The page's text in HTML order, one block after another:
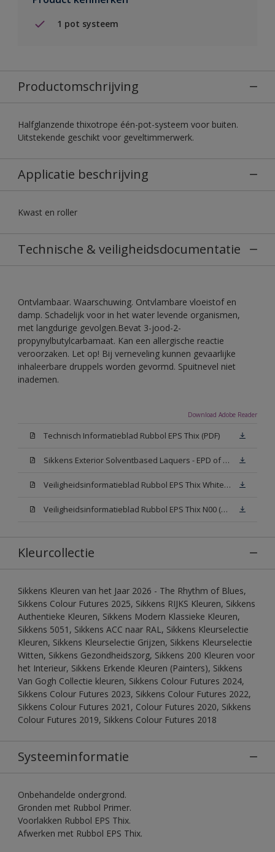
1 pot systeem
Productomschrijving
Halfglanzende thixotrope één-pot-systeem voor buiten.
Uitstekende geschikt voor geveltimmerwerk.
Applicatie beschrijving
Kwast en roller
Technische & veiligheidsdocumentatie
Ontvlambaar. Waarschuwing. Ontvlambare vloeistof en
damp. Schadelijk voor in het water levende organismen,
met langdurige gevolgen.Bevat 3-jood-2-
propynylbutylcarbamaat. Kan een allergische reactie
veroorzaken. Let op! Bij verneveling kunnen gevaarlijke
inhaleerbare druppels worden gevormd. Spuitnevel niet
inademen.
Download Adobe Reader
Technisch Informatieblad Rubbol EPS Thix (PDF)
Sikkens Exterior Solventbased Laquers - EPD of Milieuproductverklaring
Veiligheidsinformatieblad Rubbol EPS Thix White W05 (MSDS)
Veiligheidsinformatieblad Rubbol EPS Thix N00 (MSDS)
Kleurcollectie
Sikkens Kleuren van het Jaar 2026 - The Rhythm of Blues,
Sikkens Colour Futures 2025, Sikkens RIJKS Kleuren, Sikkens
Authentieke Kleuren, Sikkens Modern Klassieke Kleuren,
Sikkens 5051, Sikkens ACC naar RAL, Sikkens Kleurselectie
Kleuren, Sikkens Kleurselectie Grijzen, Sikkens Kleurselectie
Witten, Sikkens Gezondheidszorg, Sikkens 200 Kleuren voor
het Interieur, Sikkens Erkende Kleuren (Painters), Sikkens
Van Gogh Collectie kleuren, Sikkens Colour Futures 2024,
Sikkens Colour Futures 2023, Sikkens Colour Futures 2022,
Sikkens Colour Futures 2021, Colour Futures 2020, Sikkens
Colour Futures 2019, Sikkens Colour Futures 2018
Systeeminformatie
Onbehandelde ondergrond.
Gronden met Rubbol Primer.
Voorlakken Rubbol EPS Thix.
Afwerken met Rubbol EPS Thix.